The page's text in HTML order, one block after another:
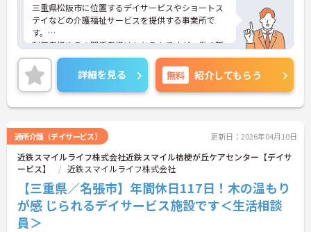
三重県松阪市に位置するデイサービスやショートス
テイなどの介護福祉サービスを提供する事業所で
す。
利用者様やその関係者様はもちろんですが、働く職
員やそのご家族の方々が安心・満足できるようにと
いう施設作り目指していらっしゃいます。男性も女
性も長く働ける職場です♪
興味のある方は是非ご応募ください。
詳細を見る 無料 紹介してもらう
通所介護（デイサービス） 更新日：2026年04月10日
近鉄スマイルライフ株式会社近鉄スマイル桔梗が丘ケアセンター【デイサ
ービス】
近鉄スマイルライフ株式会社
【三重県／名張市】年間休日117日！木の温もり
が感 じられるデイサービス施設です＜生活相談
員＞